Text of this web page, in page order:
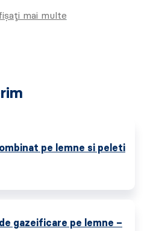
mai multe
pe lemne si peleti
gazeificare pe lemne –